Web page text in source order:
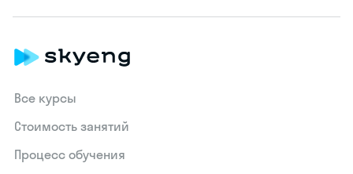
Все курсы
Стоимость занятий
Процесс обучения